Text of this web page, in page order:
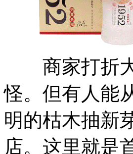
商家打折大
怪。但有人能
明的枯木抽新
店。这里就是